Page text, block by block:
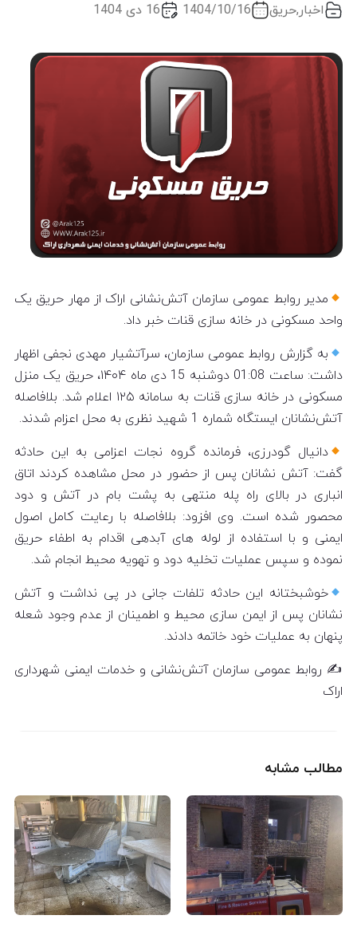
اخبار,حریق 1404/10/16 16 دی 1404
مدیر روابط عمومی سازمان آتش‌نشانی اراک از مهار حریق یک
واحد مسکونی در خانه سازی قنات خبر داد.
به گزارش روابط عمومی سازمان، سرآتشیار مهدی نجفی اظهار
داشت: ساعت 01:08 دوشنبه 15 دی ماه ۱۴۰۴، حریق یک منزل
مسکونی در خانه سازی قنات به سامانه ۱۲۵ اعلام شد. بلافاصله
آتش‌نشانان ایستگاه شماره 1 شهید نظری به محل اعزام شدند.
دانیال گودرزی، فرمانده گروه نجات اعزامی به این حادثه
گفت: آتش نشانان پس از حضور در محل مشاهده کردند اتاق
انباری در بالای راه پله منتهی به پشت بام در آتش و دود
محصور شده است. وی افزود: بلافاصله با رعایت کامل اصول
ایمنی و با استفاده از لوله های آبدهی اقدام به اطفاء حریق
نموده و سپس عملیات تخلیه دود و تهویه محیط انجام شد.
خوشبختانه این حادثه تلفات جانی در پی نداشت و آتش
نشانان پس از ایمن سازی محیط و اطمینان از عدم وجود شعله
پنهان به عملیات خود خاتمه دادند.
✍️ روابط عمومی سازمان آتش‌نشانی و خدمات ایمنی شهرداری
اراک
مطالب مشابه